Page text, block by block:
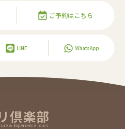
ご予約はこちら
LINE WhatsApp
倶楽部
& Experience Tours